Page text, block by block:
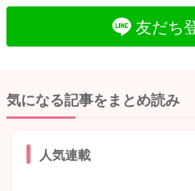
友だち
気になる記事をまとめ読み
人気連載